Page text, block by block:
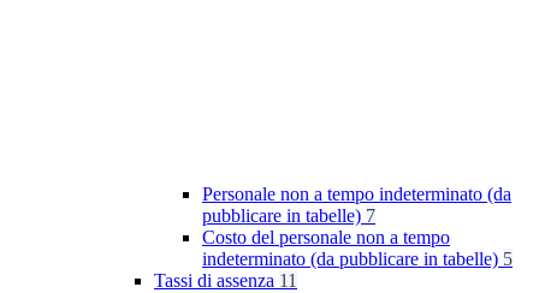
Personale non a tempo indeterminato (da
pubblicare in tabelle) 7
Costo del personale non a tempo
indeterminato (da pubblicare in tabelle) 5
Tassi di assenza 11